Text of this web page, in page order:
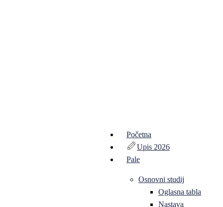
Početna
Upis 2026
Pale
Osnovni studij
Oglasna tabla
Nastava